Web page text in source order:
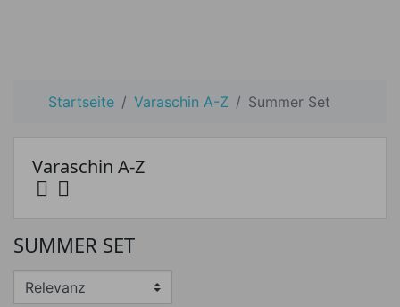
Startseite Varaschin A-Z Summer Set
Preis von Preis bis
Varaschin A-Z
 
SUMMER SET